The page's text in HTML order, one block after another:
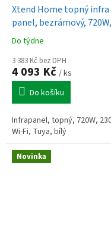
Xtend Home topný infra
panel, bezrámový, 720W,
230V, bílý, Wi-Fi, Tuya
Do týdne
3 383 Kč bez DPH
4 093 Kč / ks
Do košíku
Infrapanel, topný, 720W,
Wi-Fi, Tuya, bílý
Novinka